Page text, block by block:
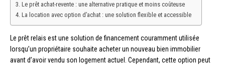
Le prêt achat-revente : une alternative pratique et moins coûteuse
La location avec option d’achat : une solution flexible et accessible
Le prêt relais est une solution de financement couramment utilisée
lorsqu’un propriétaire souhaite acheter un nouveau bien immobilier
avant d’avoir vendu son logement actuel. Cependant, cette option peut